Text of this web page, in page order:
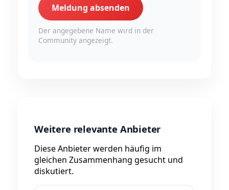
Meldung absenden
Der angegebene Name wird in der
Community angezeigt.
Weitere relevante Anbieter
Diese Anbieter werden häufig im
gleichen Zusammenhang gesucht und
diskutiert.